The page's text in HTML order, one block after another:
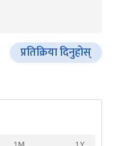
प्रतिक्रिया दिनुहोस्